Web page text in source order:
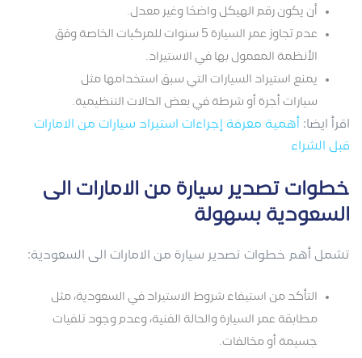
أن يكون رقم الهيكل واضحًا وغير معدل.
عدم تجاوز عمر السيارة 5 سنوات للمركبات الخاصة وفق
الأنظمة المعمول بها في الاستيراد.
يمنع استيراد السيارات التي سبق استخدامها مثل
سيارات أجرة أو شرطة في بعض الحالات التنظيمية.
اقرأ ايضا: أهمية معرفة إجراءات استيراد سيارات من الامارات
قبل الشراء
خطوات تصدير سيارة من الامارات الى
السعودية بسهولة
تشمل أهم خطوات تصدير سيارة من الامارات الى السعودية:
التأكد من استيفاء شروط الاستيراد في السعودية، مثل
مطابقة عمر السيارة والحالة الفنية، وعدم وجود تلفيات
جسيمة أو مخالفات.